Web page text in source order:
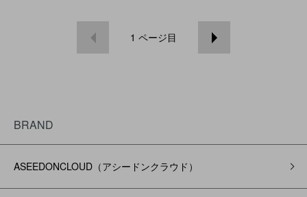
1 ページ目
BRAND
ASEEDONCLOUD（アシードンクラウド）